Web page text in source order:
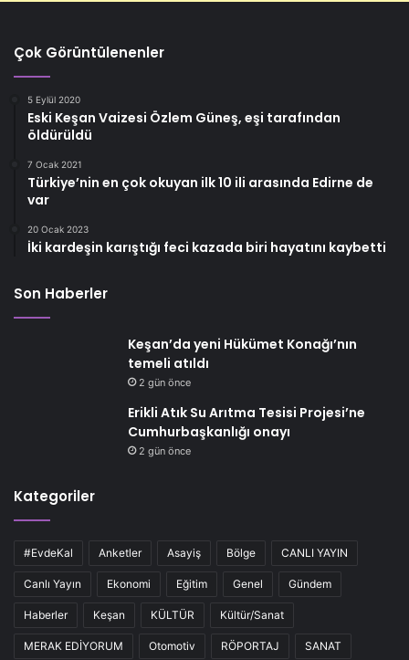
Çok Görüntülenenler
5 Eylül 2020
Eski Keşan Vaizesi Özlem Güneş, eşi tarafından
öldürüldü
7 Ocak 2021
Türkiye’nin en çok okuyan ilk 10 ili arasında Edirne de
var
20 Ocak 2023
İki kardeşin karıştığı feci kazada biri hayatını kaybetti
Son Haberler
Keşan’da yeni Hükümet Konağı’nın
temeli atıldı
2 gün önce
Erikli Atık Su Arıtma Tesisi Projesi’ne
Cumhurbaşkanlığı onayı
2 gün önce
Kategoriler
#EvdeKal Anketler Asayiş Bölge CANLI YAYIN
Canlı Yayın Ekonomi Eğitim Genel Gündem
Haberler Keşan KÜLTÜR Kültür/Sanat
MERAK EDİYORUM Otomotiv RÖPORTAJ SANAT